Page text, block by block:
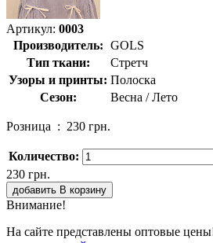
Артикул: 0003
Производитель: GOLS
Тип ткани:
Стретч
Узоры и принты: Полоска
Сезон:
Весна / Лето
Розница : 230 грн.
Количество:
230 грн.
добавить В корзину
Внимание!
На сайте представлены оптовые